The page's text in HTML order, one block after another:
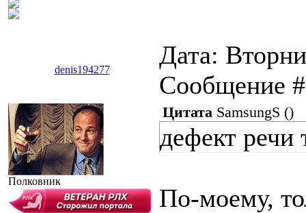
denis194277
Дата:
Сообщение
Полковник
Цитата SamsungS ()
дефект речи
По-моему,